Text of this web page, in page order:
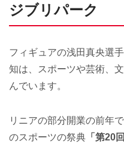
ジブリパーク
フィギュアの浅田真央選
知は、スポーツや芸術、
んでいます。
リニアの部分開業の前年
のスポーツの祭典 「第20